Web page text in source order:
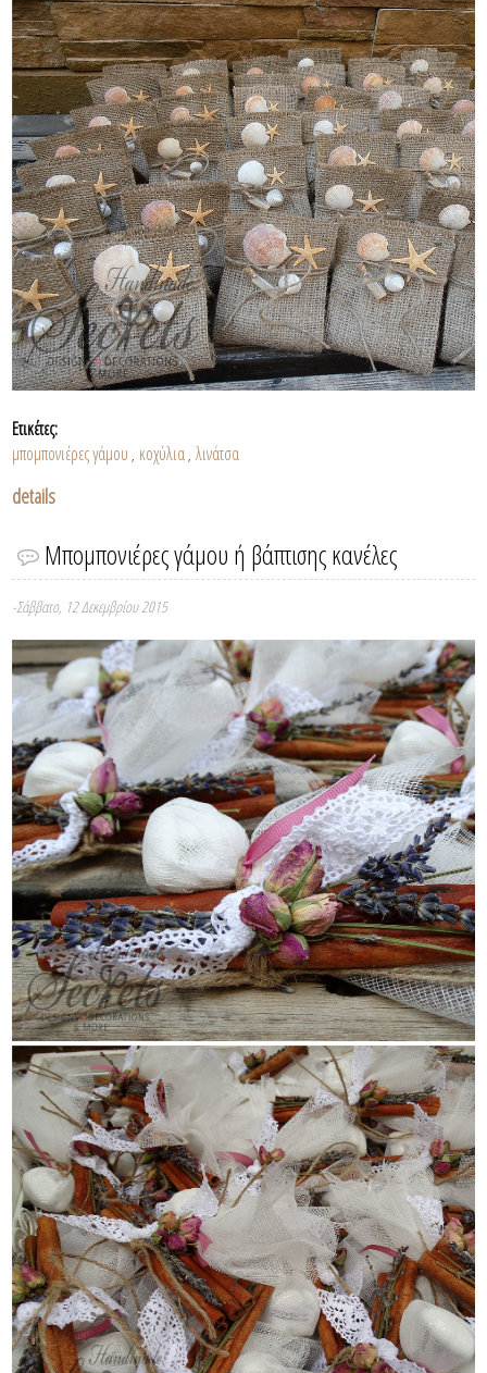
Ετικέτες:
μπομπονιέρες γάμου , κοχύλια , λινάτσα
details
Μπομπονιέρες γάμου ή βάπτισης κανέλες
-Σάββατο, 12 Δεκεμβρίου 2015